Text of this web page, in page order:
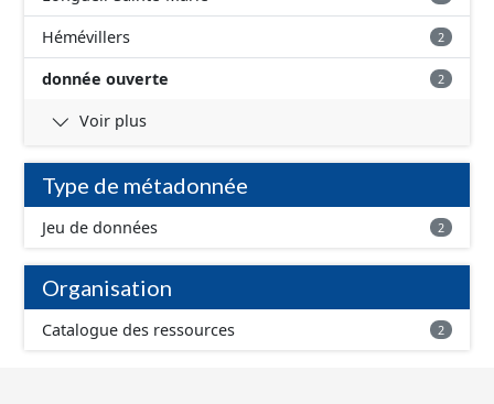
Hémévillers 2
donnée ouverte 2
Voir plus
Type de métadonnée
Jeu de données 2
Organisation
Catalogue des ressources 2